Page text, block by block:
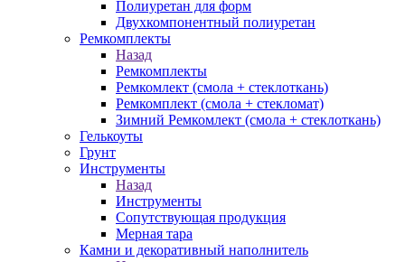
Полиуретан для форм
Двухкомпонентный полиуретан
Ремкомплекты
Назад
Ремкомплекты
Ремкомлект (смола + стеклоткань)
Ремкомплект (смола + стекломат)
Зимний Ремкомлект (смола + стеклоткань)
Гелькоуты
Грунт
Инструменты
Назад
Инструменты
Сопутствующая продукция
Мерная тара
Камни и декоративный наполнитель